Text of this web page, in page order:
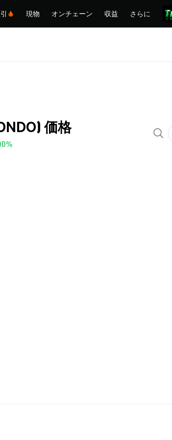
現物 オンチェーン 収益 さらに
価格